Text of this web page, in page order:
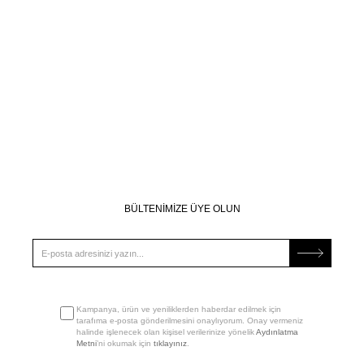
BÜLTENİMİZE ÜYE OLUN
Kampanya, ürün ve yeniliklerden haberdar edilmek için
tarafıma e-posta gönderilmesini onaylıyorum. Onay vermeniz
halinde işlenecek olan kişisel verilerinize yönelikAydınlatma
Metni’ni okumak için tıklayınız